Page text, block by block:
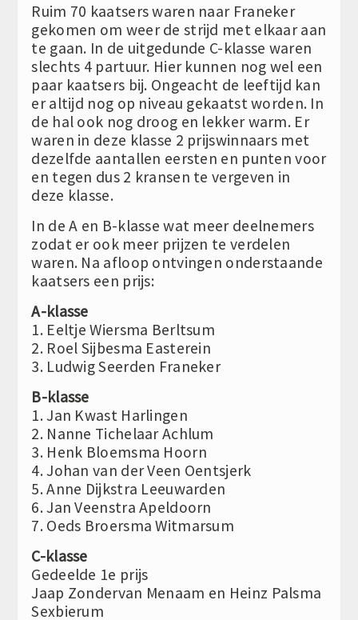
Ruim 70 kaatsers waren naar Franeker
gekomen om weer de strijd met elkaar aan
te gaan. In de uitgedunde C-klasse waren
slechts 4 partuur. Hier kunnen nog wel een
paar kaatsers bij. Ongeacht de leeftijd kan
er altijd nog op niveau gekaatst worden. In
de hal ook nog droog en lekker warm. Er
waren in deze klasse 2 prijswinnaars met
dezelfde aantallen eersten en punten voor
en tegen dus 2 kransen te vergeven in
deze klasse.
In de A en B-klasse wat meer deelnemers
zodat er ook meer prijzen te verdelen
waren. Na afloop ontvingen onderstaande
kaatsers een prijs:
A-klasse
1. Eeltje Wiersma Berltsum
2. Roel Sijbesma Easterein
3. Ludwig Seerden Franeker
B-klasse
1. Jan Kwast Harlingen
2. Nanne Tichelaar Achlum
3. Henk Bloemsma Hoorn
4. Johan van der Veen Oentsjerk
5. Anne Dijkstra Leeuwarden
6. Jan Veenstra Apeldoorn
7. Oeds Broersma Witmarsum
C-klasse
Gedeelde 1e prijs
Jaap Zondervan Menaam en Heinz Palsma
Sexbierum